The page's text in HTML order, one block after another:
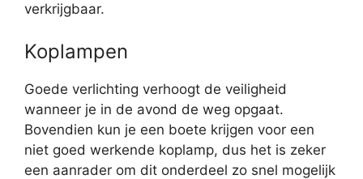
verkrijgbaar.
Koplampen
Goede verlichting verhoogt de veiligheid
wanneer je in de avond de weg opgaat.
Bovendien kun je een boete krijgen voor een
niet goed werkende koplamp, dus het is zeker
een aanrader om dit onderdeel zo snel mogelijk